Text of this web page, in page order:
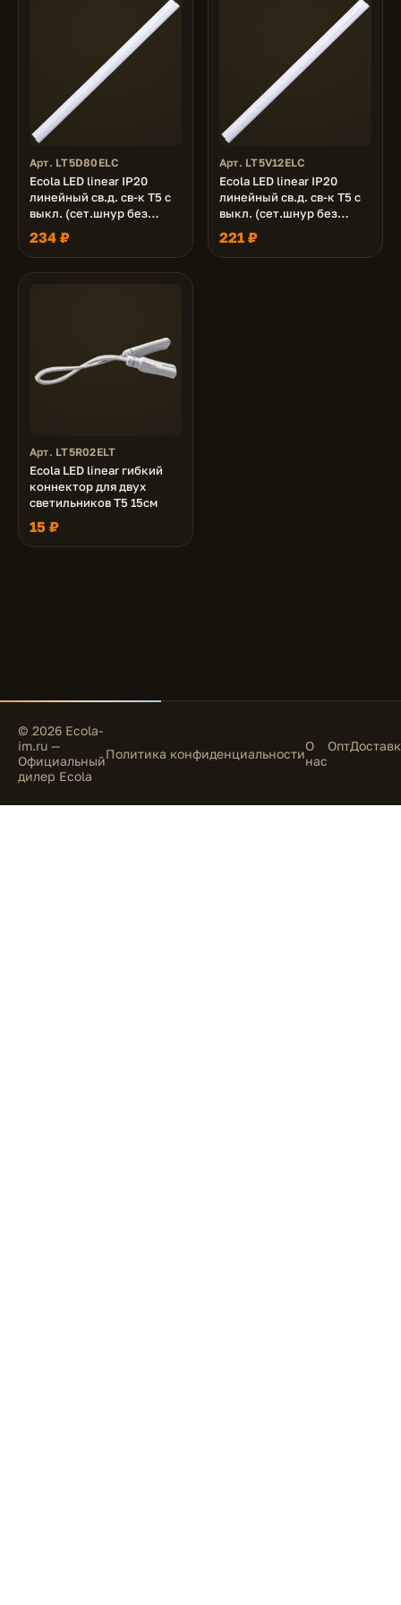
Арт. LT5D80ELC
Ecola LED linear IP20
линейный св.д. св-к T5 с
выкл. (сет.шнур без
вилки, жест.коннектор)
8W 220V 6500K
570x22x33
234 ₽
Арт. LT5V12ELC
Ecola LED linear IP20
линейный св.д. св-к T5 с
выкл. (сет.шнур без
вилки, жест.коннектор)
12W 220V 4200K
570x22x33
221 ₽
Арт. LT5R02ELT
Ecola LED linear гибкий
коннектор для двух
светильников T5 15см
15 ₽
© 2026 Ecola-
im.ru —
Официальный
дилер Ecola
Политика конфиденциальностиО
нас
Опт